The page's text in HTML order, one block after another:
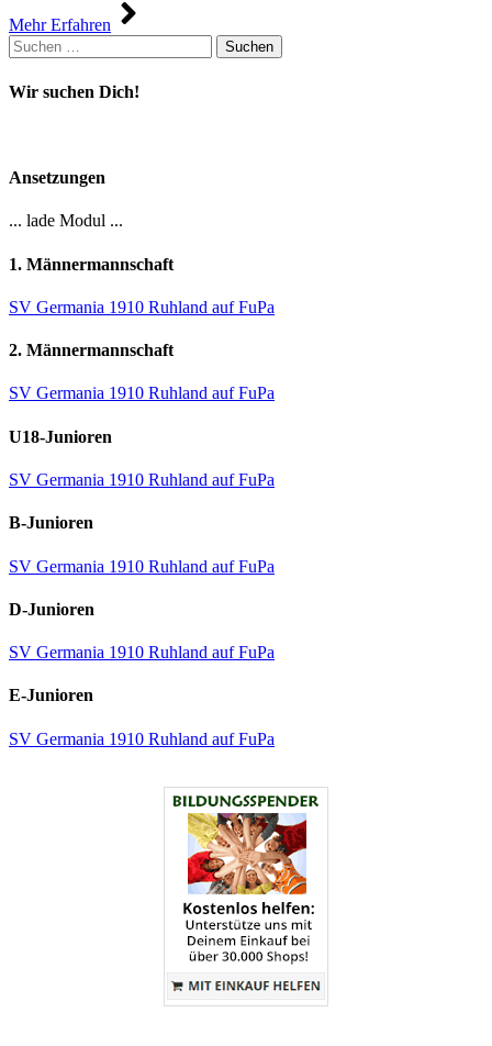
Mehr Erfahren
Suchen
nach:
Wir suchen Dich!
Ansetzungen
... lade Modul ...
1. Männermannschaft
SV Germania 1910 Ruhland auf FuPa
2. Männermannschaft
SV Germania 1910 Ruhland auf FuPa
U18-Junioren
SV Germania 1910 Ruhland auf FuPa
B-Junioren
SV Germania 1910 Ruhland auf FuPa
D-Junioren
SV Germania 1910 Ruhland auf FuPa
E-Junioren
SV Germania 1910 Ruhland auf FuPa